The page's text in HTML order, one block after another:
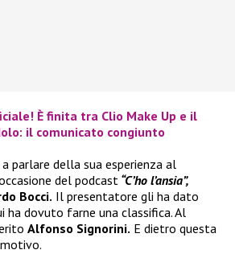
È finita tra Clio Make Up e il
il comunicato congiunto
parlare della sua esperienza al
del podcast “C’ho l’ansia”,
Bocci. Il presentatore gli ha dato
ha dovuto farne una classifica. Al
Alfonso Signorini. E dietro questa